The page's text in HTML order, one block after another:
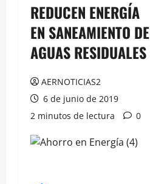
REDUCEN ENERGÍA
EN SANEAMIENTO DE
AGUAS RESIDUALES
AERNOTICIAS2
6 de junio de 2019
2 minutos de lectura
0